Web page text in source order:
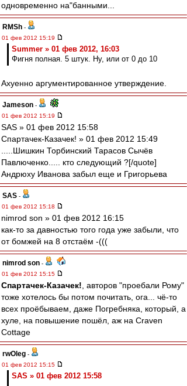
одновременно на"банными...
RMSh -
01 фев 2012 15:19
Summer » 01 фев 2012, 16:03
Фигня полная. 5 штук. Ну, или от 0 до 10
Ахуенно аргументированное утверждение.
Jameson -
01 фев 2012 15:19
SAS » 01 фев 2012 15:58
Спартачек-Казачек! » 01 фев 2012 15:49
.....Шишкин Торбинский Тарасов Сычёв
Павлюченко..... кто следующий ?[/quote]
Андрюху Иванова забыл еще и Григорьева
SAS -
01 фев 2012 15:18
nimrod son » 01 фев 2012 16:15
как-то за давностью того года уже забыли, что
от бомжей на 8 отстаём -(((
nimrod son -
01 фев 2012 15:15
Спартачек-Казачек! , авторов "проебали Рому"
тоже хотелось бы потом почитать, ога... чё-то
всех проёбываем, даже Погребняка, который, а
хуле, на повышение пошёл, аж на Craven
Cottage
rwOleg -
01 фев 2012 15:15
SAS » 01 фев 2012 15:58